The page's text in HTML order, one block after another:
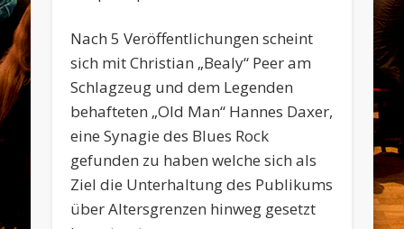
Nach 5 Veröffentlichungen scheint
sich mit Christian „Bealy“ Peer am
Schlagzeug und dem Legenden
behafteten „Old Man“ Hannes Daxer,
eine Synagie des Blues Rock
gefunden zu haben welche sich als
Ziel die Unterhaltung des Publikums
über Altersgrenzen hinweg gesetzt